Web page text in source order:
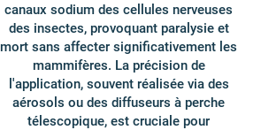
canaux sodium des cellules nerveuses
des insectes, provoquant paralysie et
mort sans affecter significativement les
mammifères. La précision de
l'application, souvent réalisée via des
aérosols ou des diffuseurs à perche
télescopique, est cruciale pour